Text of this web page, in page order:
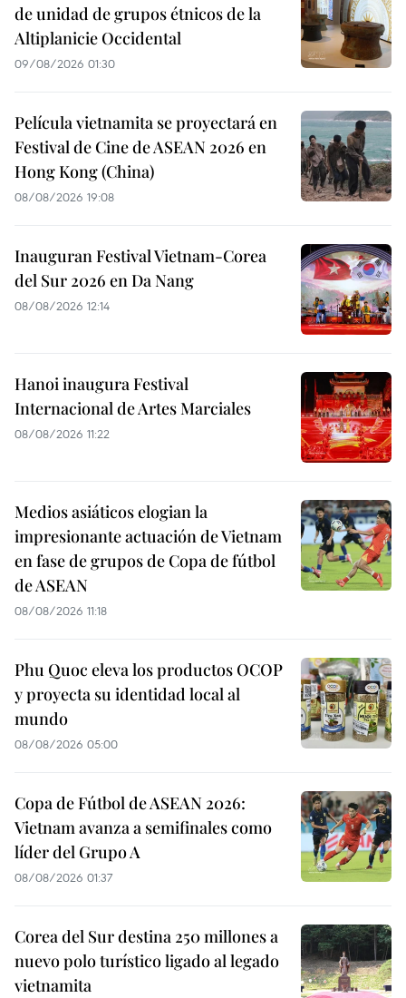
de unidad de grupos étnicos de la
Altiplanicie Occidental
09/08/2026 01:30
Película vietnamita se proyectará en
Festival de Cine de ASEAN 2026 en
Hong Kong (China)
08/08/2026 19:08
Inauguran Festival Vietnam-Corea
del Sur 2026 en Da Nang
08/08/2026 12:14
Hanoi inaugura Festival
Internacional de Artes Marciales
08/08/2026 11:22
Medios asiáticos elogian la
impresionante actuación de Vietnam
en fase de grupos de Copa de fútbol
de ASEAN
08/08/2026 11:18
Phu Quoc eleva los productos OCOP
y proyecta su identidad local al
mundo
08/08/2026 05:00
Copa de Fútbol de ASEAN 2026:
Vietnam avanza a semifinales como
líder del Grupo A
08/08/2026 01:37
Corea del Sur destina 250 millones a
nuevo polo turístico ligado al legado
vietnamita